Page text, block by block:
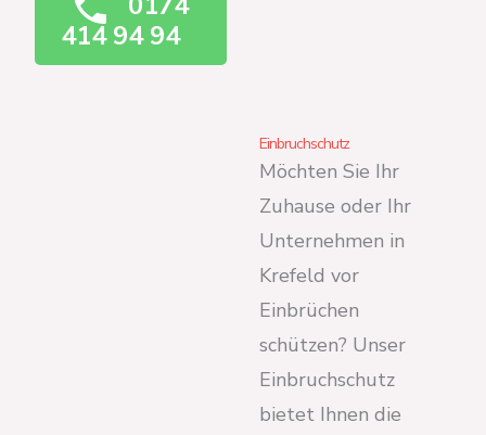
414 94 94
Einbruchschutz
Möchten Sie Ihr
Zuhause oder Ihr
Unternehmen in
Krefeld vor
Einbrüchen
schützen? Unser
Einbruchschutz
bietet Ihnen die